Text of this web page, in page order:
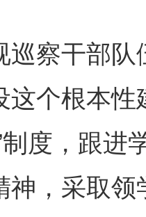
干部队
这个根本
制度，跟
神，采取